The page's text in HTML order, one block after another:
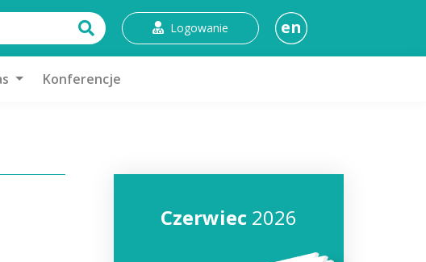
Logowanie en
Konferencje
Czerwiec 2026